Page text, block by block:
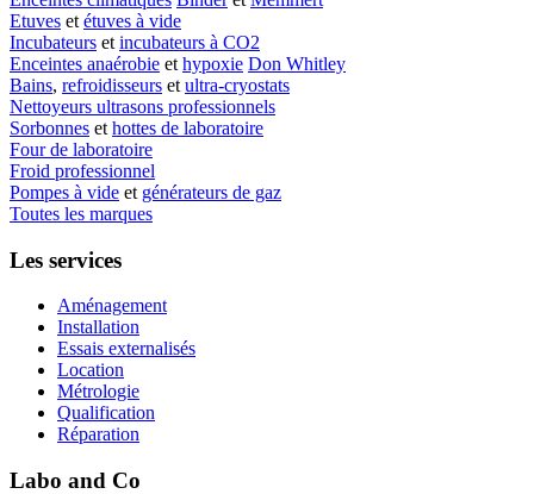
Etuves et étuves à vide
Incubateurs et incubateurs à CO2
Enceintes anaérobie et hypoxie Don Whitley
Bains, refroidisseurs et ultra-cryostats
Nettoyeurs ultrasons professionnels
Sorbonnes et hottes de laboratoire
Four de laboratoire
Froid professionnel
Pompes à vide et générateurs de gaz
Toutes les marques
Les services
Aménagement
Installation
Essais externalisés
Location
Métrologie
Qualification
Réparation
Labo and Co